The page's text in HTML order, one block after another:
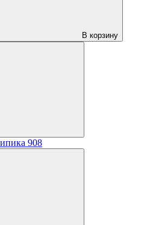
В корзину